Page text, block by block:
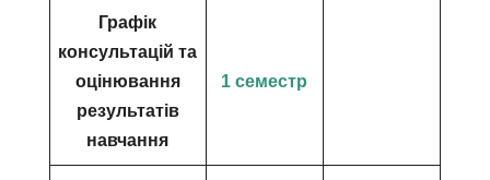
Графік
консультацій та
оцінювання
результатів
навчання
1 семестр